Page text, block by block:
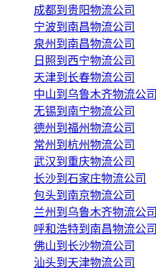
成都到贵阳物流公司
宁波到南昌物流公司
泉州到南昌物流公司
日照到西宁物流公司
天津到长春物流公司
中山到乌鲁木齐物流公司
无锡到南宁物流公司
德州到福州物流公司
常州到杭州物流公司
武汉到重庆物流公司
长沙到石家庄物流公司
包头到南京物流公司
兰州到乌鲁木齐物流公司
呼和浩特到南昌物流公司
佛山到长沙物流公司
汕头到天津物流公司